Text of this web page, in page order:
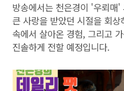
방송에서는 천은경이 '우뢰매
큰 사랑을 받았던 시절을 회
속에서 살아온 경험, 그리고
진솔하게 전할 예정입니다.